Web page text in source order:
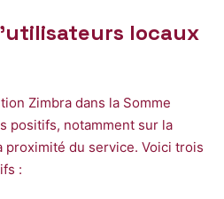
locaux
Zimbra dans la Somme
positifs, notamment sur la
du service. Voici trois
: